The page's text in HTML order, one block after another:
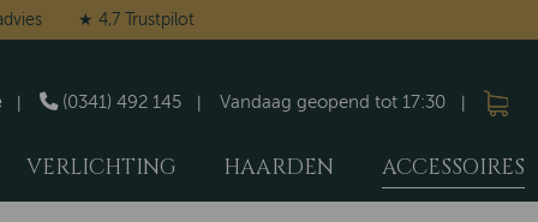
★ 4,7 Trustpilot
Vandaag geopend tot 17:30
(0341) 492 145
VERLICHTING HAARDEN ACCESSOIRES